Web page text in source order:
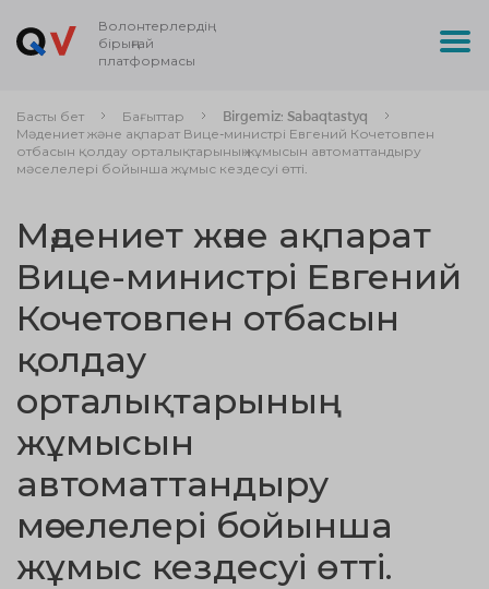
Волонтерлердің
бірыңғай
платформасы
Басты бет Бағыттар
Birgemiz: Sabaqtastyq
Мәдениет және ақпарат Вице-министрі Евгений Кочетовпен
отбасын қолдау орталықтарының жұмысын автоматтандыру
мәселелері бойынша жұмыс кездесуі өтті.
Мәдениет және ақпарат
Вице-министрі Евгений
Кочетовпен отбасын
қолдау
орталықтарының
жұмысын
автоматтандыру
мәселелері бойынша
жұмыс кездесуі өтті.